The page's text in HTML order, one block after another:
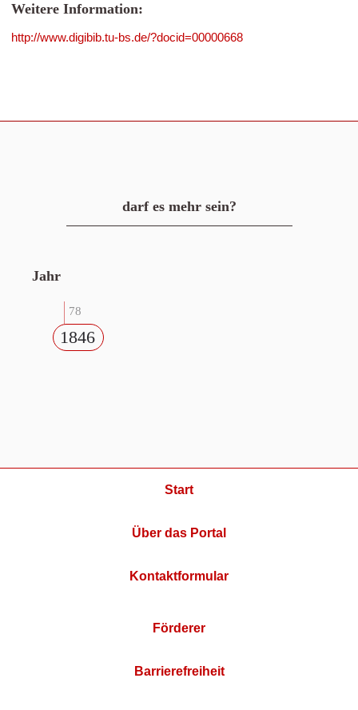
Weitere Information:
http://www.digibib.tu-bs.de/?docid=00000668
darf es mehr sein?
Jahr
78
1846
Start
Über das Portal
Kontaktformular
Förderer
Barrierefreiheit